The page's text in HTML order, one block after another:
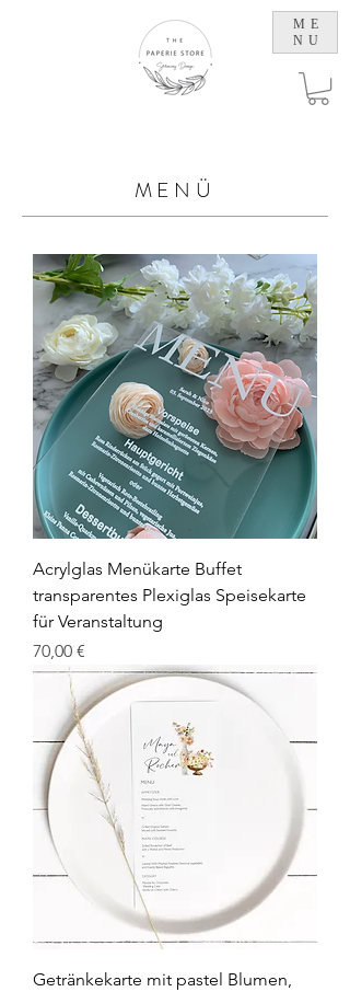
ME
NU
MENÜ
Acrylglas Menükarte Buffet
transparentes Plexiglas Speisekarte
für Veranstaltung
Prix
70,00 €
Getränkekarte mit pastel Blumen,